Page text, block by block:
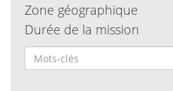
Zone géographique
Durée de la mission